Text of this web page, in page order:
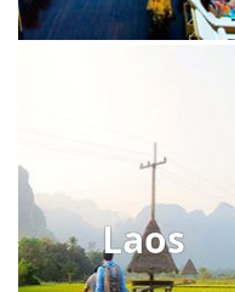
Laos